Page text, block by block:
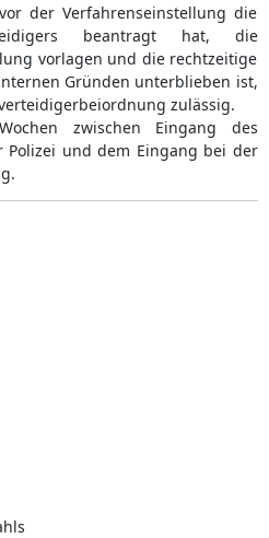
der Verfahrenseinstellung die
beantragt hat, die
vorlagen und die rechtzeitige
Gründen unterblieben ist,
zulässig.
zwischen Eingang des
Polizei und dem Eingang bei der